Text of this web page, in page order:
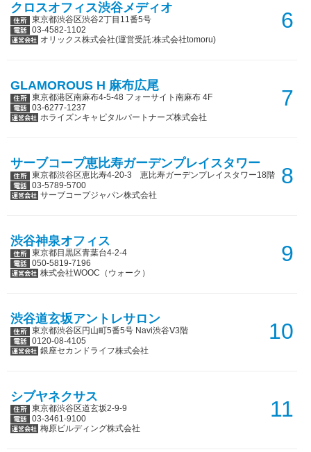
クロスオフィス渋谷メディオ
東京都渋谷区渋谷2丁目11番5号
03-4582-1102
オリックス株式会社(運営受託:株式会社tomoru)
6
GLAMOROUS H 麻布広尾
東京都港区南麻布4-5-48 フォーサイト南麻布 4F
03-6277-1237
ホライズンキャピタルパートナーズ株式会社
7
サーブコープ恵比寿ガーデンプレイスタワー
東京都渋谷区恵比寿4-20-3 恵比寿ガーデンプレイスタワー18階
03-5789-5700
サーブコープジャパン株式会社
8
渋谷神泉オフィス
東京都目黒区青葉台4-2-4
050-5819-7196
株式会社WOOC（ウォーク）
9
渋谷道玄坂アントレサロン
東京都渋谷区円山町5番5号 Navi渋谷Ⅴ3階
0120-08-4105
銀座セカンドライフ株式会社
10
シブヤネクサス
東京都渋谷区道玄坂2-9-9
03-3461-9100
梅原ビルディング株式会社
11